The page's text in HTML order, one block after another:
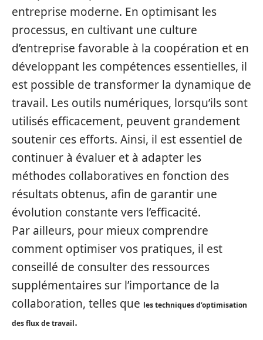
entreprise moderne. En optimisant les
processus, en cultivant une culture
d’entreprise favorable à la coopération et en
développant les compétences essentielles, il
est possible de transformer la dynamique de
travail. Les outils numériques, lorsqu’ils sont
utilisés efficacement, peuvent grandement
soutenir ces efforts. Ainsi, il est essentiel de
continuer à évaluer et à adapter les
méthodes collaboratives en fonction des
résultats obtenus, afin de garantir une
évolution constante vers l’efficacité.
Par ailleurs, pour mieux comprendre
comment optimiser vos pratiques, il est
conseillé de consulter des ressources
supplémentaires sur l’importance de la
collaboration, telles que les techniques d’optimisation
des flux de travail.